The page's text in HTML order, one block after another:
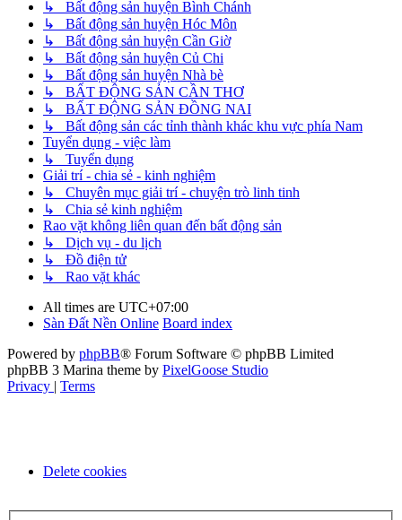
↳ Bất động sản huyện Bình Chánh
↳ Bất động sản huyện Hóc Môn
↳ Bất động sản huyện Cần Giờ
↳ Bất động sản huyện Củ Chi
↳ Bất động sản huyện Nhà bè
↳ BẤT ĐỘNG SẢN CẦN THƠ
↳ BẤT ĐỘNG SẢN ĐỒNG NAI
↳ Bất động sản các tỉnh thành khác khu vực phía Nam
Tuyển dụng - việc làm
↳ Tuyển dụng
Giải trí - chia sẻ - kinh nghiệm
↳ Chuyên mục giải trí - chuyện trò linh tinh
↳ Chia sẻ kinh nghiệm
Rao vặt không liên quan đến bất động sản
↳ Dịch vụ - du lịch
↳ Đồ điện tử
↳ Rao vặt khác
All times are UTC+07:00
Sàn Đất Nền Online Board index
Powered by phpBB® Forum Software © phpBB Limited
phpBB 3 Marina theme by PixelGoose Studio
Privacy | Terms
Delete cookies